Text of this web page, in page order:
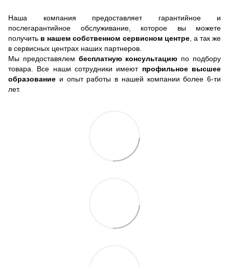
Наша компания предоставляет гарантийное и
послегарантийное обслуживание, которое вы можете
получить в нашем собственном сервисном центре, а так же
в сервисных центрах наших партнеров.
Мы предоставялем бесплатную консультацию по подбору
товара. Все наши сотрудники имеют профильное высшее
образование и опыт работы в нашей компании более 6-ти
лет.